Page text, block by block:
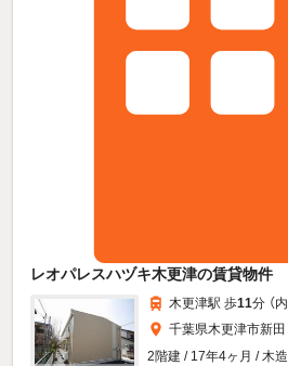
レオパレスハヅキ木更津の賃貸物件
木更津駅 歩11分 （
千葉県木更津市新田
2階建 / 17年4ヶ月 / 木造